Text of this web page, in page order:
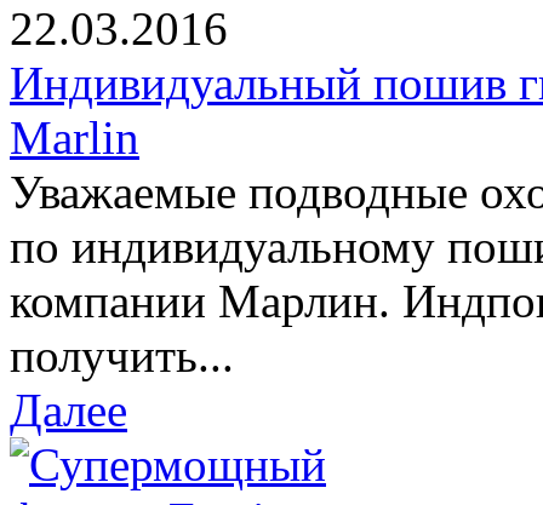
22.03.2016
Индивидуальный пошив
Marlin
Уважаемые подводные
по индивидуальному
компании Марлин.
получить...
Далее